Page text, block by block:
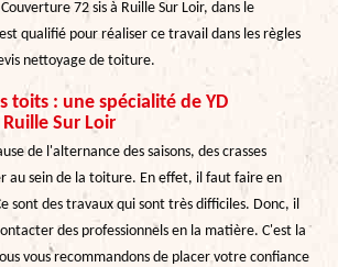
72 sis à Ruille Sur Loir, dans le
qualifié pour réaliser ce travail dans les règles
nettoyage de toiture.
toits : une spécialité de YD
Sur Loir
de l'alternance des saisons, des crasses
au sein de la toiture. En effet, il faut faire en
sont des travaux qui sont très difficiles. Donc, il
des professionnels en la matière. C'est la
vous recommandons de placer votre confiance